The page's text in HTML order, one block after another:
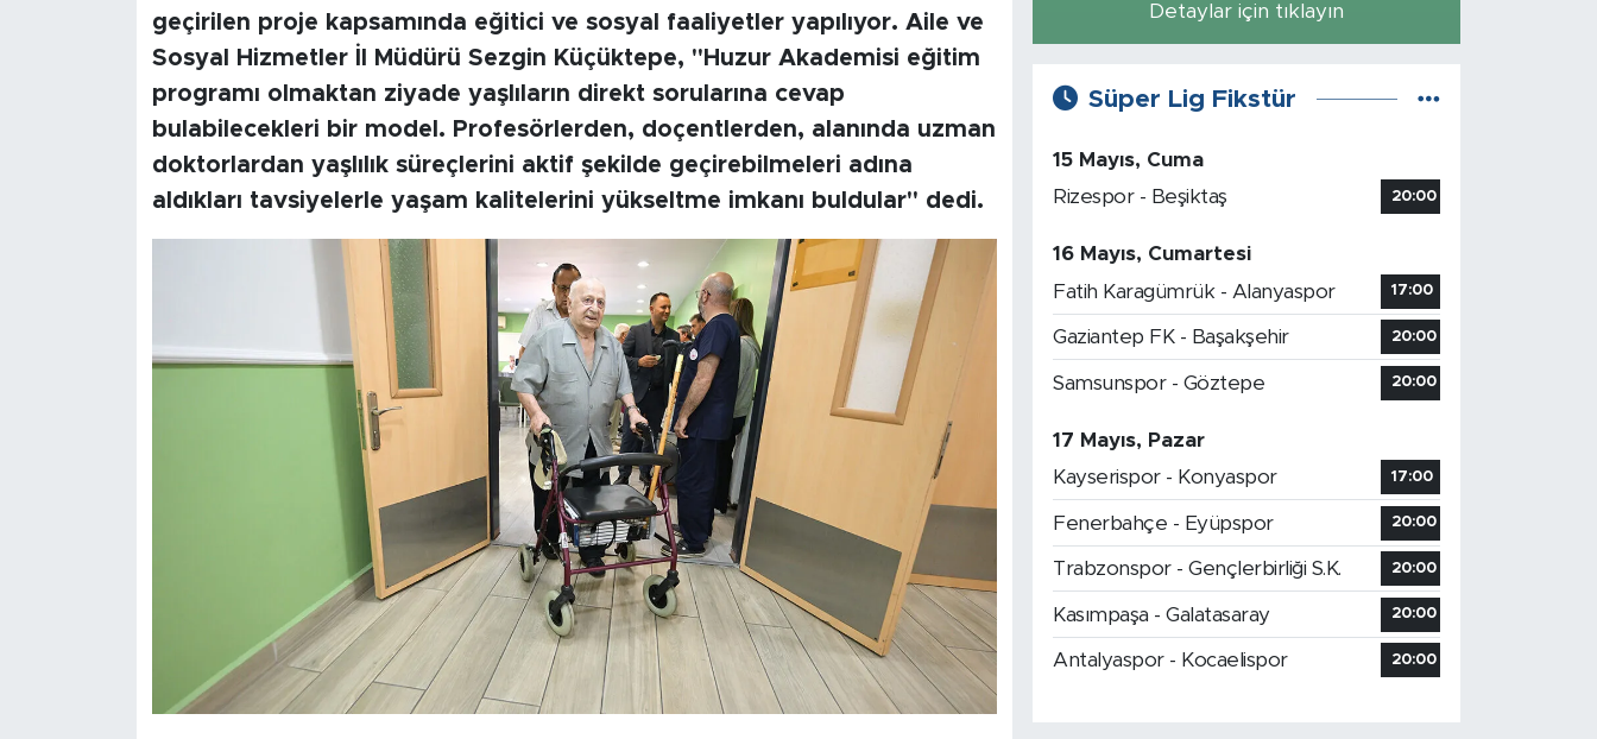
geçirilen proje kapsamında eğitici ve sosyal faaliyetler yapılıyor. Aile ve
Sosyal Hizmetler İl Müdürü Sezgin Küçüktepe, "Huzur Akademisi eğitim
programı olmaktan ziyade yaşlıların direkt sorularına cevap
bulabilecekleri bir model. Profesörlerden, doçentlerden, alanında uzman
doktorlardan yaşlılık süreçlerini aktif şekilde geçirebilmeleri adına
aldıkları tavsiyelerle yaşam kalitelerini yükseltme imkanı buldular" dedi.
Detaylar için tıklayın
Süper Lig Fikstür
15 Mayıs, Cuma
Rizespor - Beşiktaş
20:00
16 Mayıs, Cumartesi
Fatih Karagümrük - Alanyaspor
17:00
Gaziantep FK - Başakşehir 20:00
Samsunspor - Göztepe 20:00
17 Mayıs, Pazar
Kayserispor - Konyaspor
17:00
Fenerbahçe - Eyüpspor 20:00
Trabzonspor - Gençlerbirliği S.K. 20:00
Kasımpaşa - Galatasaray 20:00
Antalyaspor - Kocaelispor 20:00